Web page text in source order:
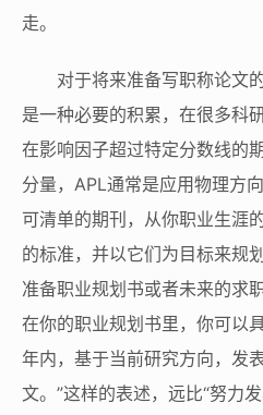
走。
对于将来准备写职称论文
是一种必要的积累，在很多科
在影响因子超过特定分数线的
分量，APL通常是应用物理方
可清单的期刊，从你职业生涯
的标准，并以它们为目标来规
准备职业规划书或者未来的求
在你的职业规划书里，你可以
年内，基于当前研究方向，发
文。”这样的表述，远比“努力